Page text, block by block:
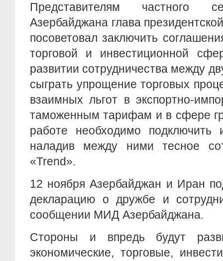
Представителям частного
Азербайджана глава
посоветовал заключить
торговой и инвестиционной
развитии сотрудничества между
сыграть упрощение торговых
взаимных льгот в экспортно-
таможенным тарифам и в сфере
работе необходимо подключить
наладив между ними тесное
«Trend».
12 ноября Азербайджан и Иран
декларацию о дружбе и
сообщении МИД Азербайджана.
Стороны и впредь будут
экономические, торговые,